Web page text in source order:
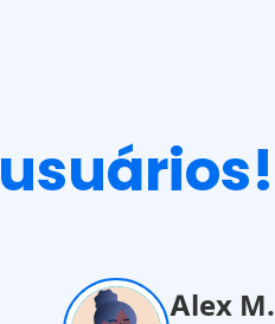
usuários!
Alex M.